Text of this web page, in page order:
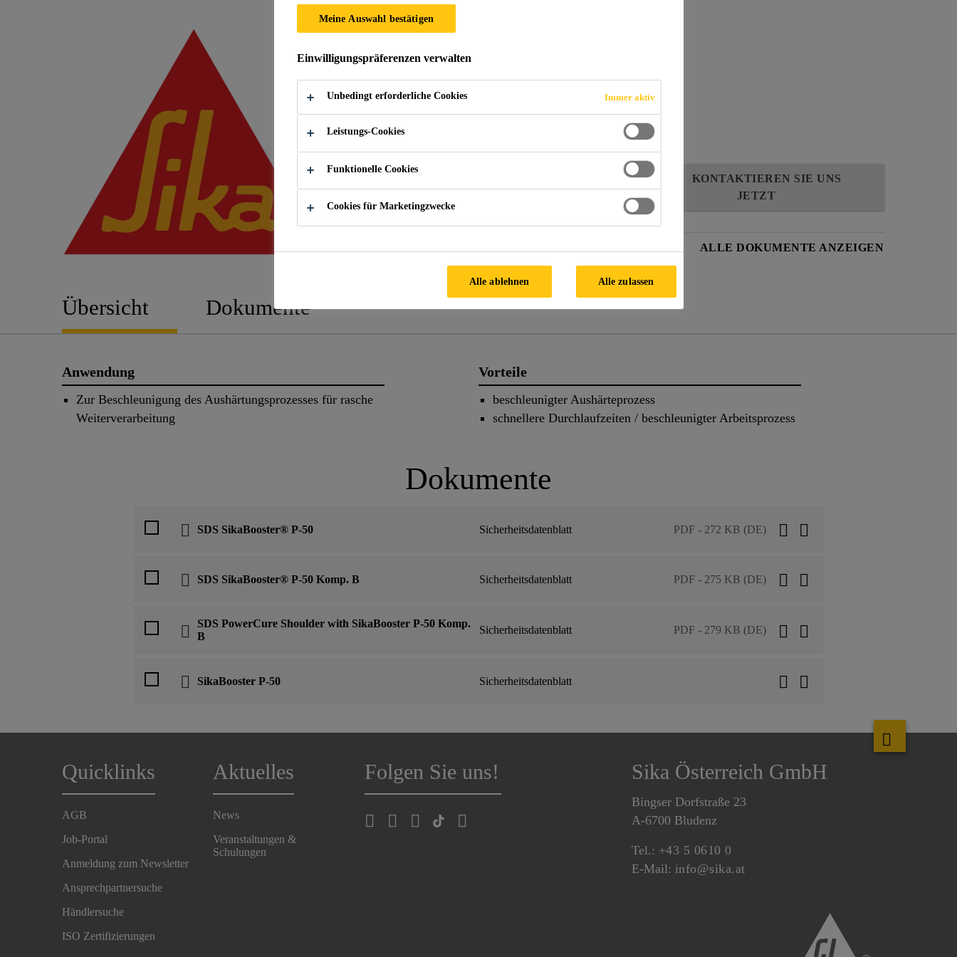
SikaBooster® P-50
Aushärtungsbeschleuniger für Sikaflex-268 und Sikaflex-271
KONTAKTIEREN SIE UNS
JETZT
ALLE DOKUMENTE ANZEIGEN
Übersicht Dokumente
Anwendung
Zur Beschleunigung des Aushärtungsprozesses für rasche
Weiterverarbeitung
Vorteile
beschleunigter Aushärteprozess
schnellere Durchlaufzeiten / beschleunigter Arbeitsprozess
Dokumente
SDS SikaBooster® P-50 Sicherheitsdatenblatt PDF - 272 KB (DE)
SDS SikaBooster® P-50 Komp. B Sicherheitsdatenblatt PDF - 275 KB (DE)
SDS PowerCure Shoulder with SikaBooster P-50 Komp.
B
Sicherheitsdatenblatt PDF - 279 KB (DE)
SikaBooster P-50 Sicherheitsdatenblatt
Quicklinks
AGB
Job-Portal
Anmeldung zum Newsletter
Ansprechpartnersuche
Händlersuche
ISO Zertifizierungen
Aktuelles
News
Veranstaltungen &
Schulungen
Folgen Sie uns! Sika Österreich GmbH
Bingser Dorfstraße 23
A-6700 Bludenz
Tel.: +43 5 0610 0
E-Mail: info@sika.at
Meine Auswahl bestätigen
Einwilligungspräferenzen verwalten
Unbedingt erforderliche Cookies Immer aktiv
Leistungs-Cookies
Funktionelle Cookies
Cookies für Marketingzwecke
Alle ablehnen Alle zulassen